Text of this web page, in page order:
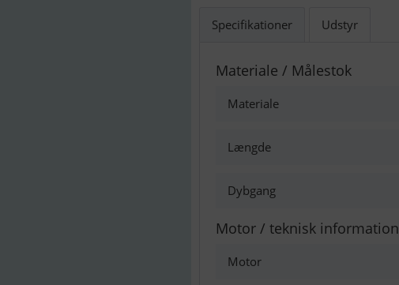
Specifikationer Udstyr
Materiale / Målestok
Materiale
Længde
Dybgang
Motor / teknisk information
Motor